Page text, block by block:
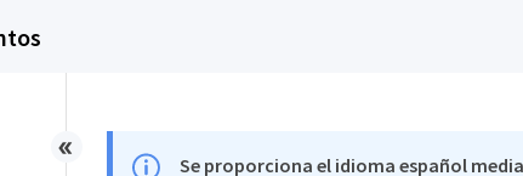
Se proporciona el idioma español